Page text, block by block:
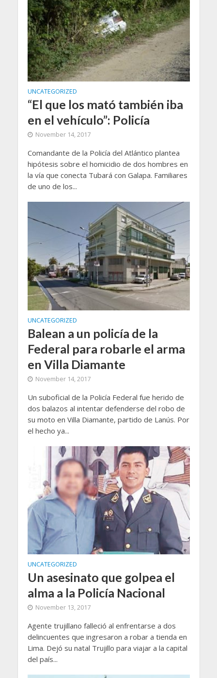
UNCATEGORIZED
“El que los mató también iba
en el vehículo”: Policía
November 14, 2017
Comandante de la Policía del Atlántico plantea
hipótesis sobre el homicidio de dos hombres en
la vía que conecta Tubará con Galapa. Familiares
de uno de los...
UNCATEGORIZED
Balean a un policía de la
Federal para robarle el arma
en Villa Diamante
November 14, 2017
Un suboficial de la Policía Federal fue herido de
dos balazos al intentar defenderse del robo de
su moto en Villa Diamante, partido de Lanús. Por
el hecho ya...
UNCATEGORIZED
Un asesinato que golpea el
alma a la Policía Nacional
November 13, 2017
Agente trujillano falleció al enfrentarse a dos
delincuentes que ingresaron a robar a tienda en
Lima. Dejó su natal Trujillo para viajar a la capital
del país...